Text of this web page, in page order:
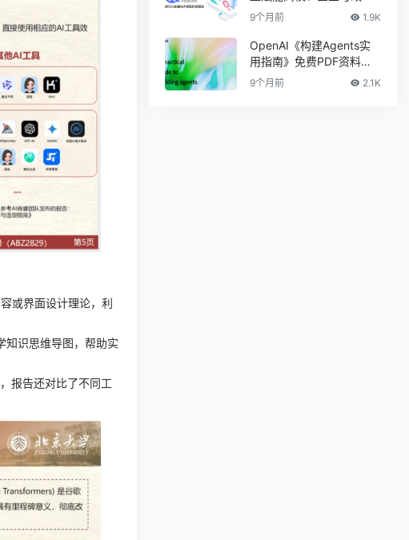
或界面设计理论，利
知识思维导图，帮助实
报告还对比了不同工
数字化转型
9个月前 1.9K
OpenAI《构建Agents实
用指南》免费PDF资料下
载
9个月前 2.1K